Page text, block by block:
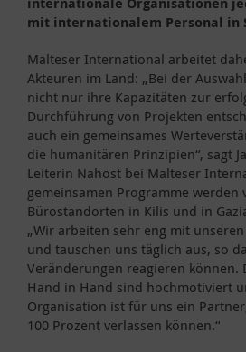
mit internationalem Personal in
Malteser International arbeitet
Akteuren im Land: „Bei der
nicht nur ihre Kapazitäten zur
Durchführung von Projekten
auch ein gemeinsames
die humanitären Prinzipien“, sagt
Leiterin Nahost bei Malteser
gemeinsamen Programme werden
Bürostandorten in Kilis und in
„Wir arbeiten sehr eng mit
und tauschen uns täglich aus, so
Veränderungen reagieren können.
Hand in Hand sind hochmotiviert
Organisation ist für uns ein
100 Prozent verlassen können.“